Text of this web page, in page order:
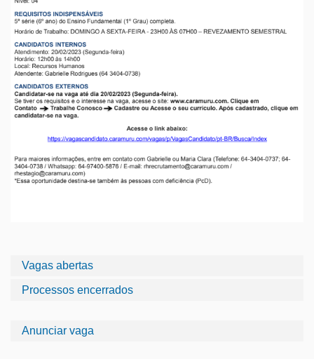
Vagas abertas
Processos encerrados
Anunciar vaga